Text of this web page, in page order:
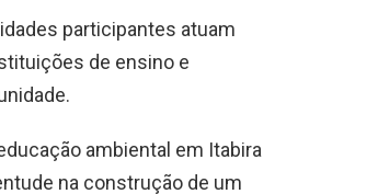
participantes atuam
de ensino e
ambiental em Itabira
na construção de um